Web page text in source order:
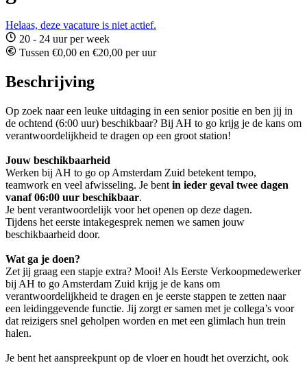
Helaas, deze vacature is niet actief.
20 - 24 uur per week
Tussen €0,00 en €20,00 per uur
Beschrijving
Op zoek naar een leuke uitdaging in een senior positie en ben jij in
de ochtend (6:00 uur) beschikbaar? Bij AH to go krijg je de kans om
verantwoordelijkheid te dragen op een groot station!
Jouw beschikbaarheid
Werken bij AH to go op Amsterdam Zuid betekent tempo,
teamwork en veel afwisseling. Je bent in ieder geval twee dagen
vanaf 06:00 uur beschikbaar.
Je bent verantwoordelijk voor het openen op deze dagen.
Tijdens het eerste intakegesprek nemen we samen jouw
beschikbaarheid door.
Wat ga je doen?
Zet jij graag een stapje extra? Mooi! Als Eerste Verkoopmedewerker
bij AH to go Amsterdam Zuid krijg je de kans om
verantwoordelijkheid te dragen en je eerste stappen te zetten naar
een leidinggevende functie. Jij zorgt er samen met je collega’s voor
dat reizigers snel geholpen worden en met een glimlach hun trein
halen.
Je bent het aanspreekpunt op de vloer en houdt het overzicht, ook